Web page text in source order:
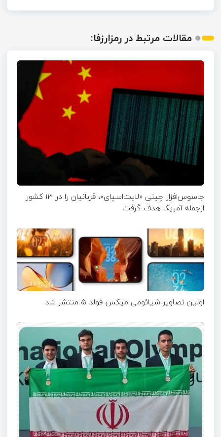
مقالات مرتبط در رمزارزفا:
جاسوس‌افزار چینی «لایت‌اسپای»، قربانیان را در ۱۳ کشور
ازجمله آمریکا هدف گرفت
اولین تصاویر شیائومی میکس فولد ۵ منتشر شد